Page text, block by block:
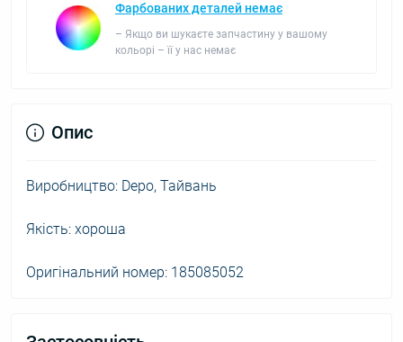
Фарбованих деталей немає
– Якщо ви шукаєте запчастину у вашому
кольорі – її у нас немає
Опис
Виробництво: Depo, Тайвань
Якість: хороша
Оригінальний номер: 185085052